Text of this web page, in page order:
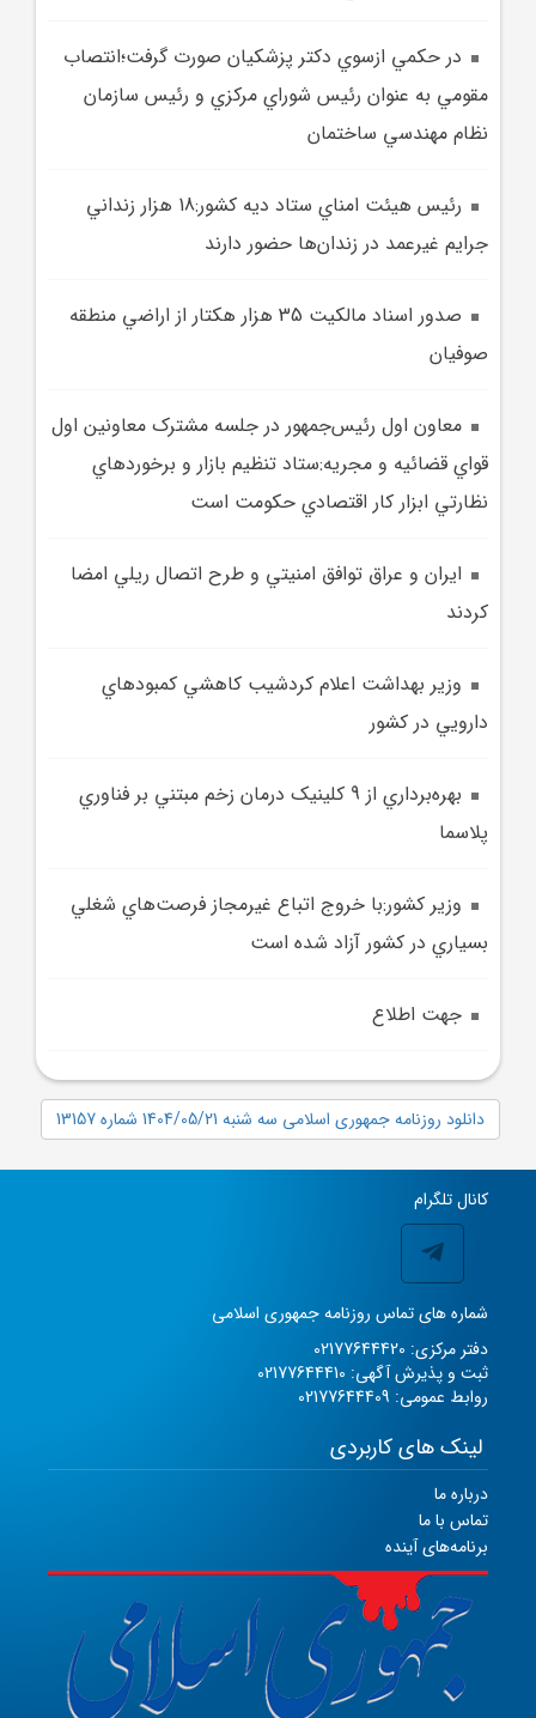
در حکمي ازسوي دکتر پزشکيان صورت گرفت؛انتصاب
مقومي به عنوان رئيس شوراي مرکزي و رئيس سازمان
نظام مهندسي ساختمان
رئيس هيئت امناي ستاد ديه کشور:18 هزار زنداني
جرايم غيرعمد در زندان‌ها حضور دارند
صدور اسناد مالکيت 35 هزار هکتار از اراضي منطقه
صوفيان
معاون اول رئيس‌جمهور در جلسه مشترک معاونين اول
قواي قضائيه و مجريه:ستاد تنظيم بازار و برخوردهاي
نظارتي ابزار کار اقتصادي حکومت است
ايران و عراق توافق امنيتي و طرح اتصال ريلي امضا
کردند
وزير بهداشت اعلام کردشيب کاهشي کمبودهاي
دارويي در کشور
بهره‌برداري از 9 کلينيک درمان زخم مبتني بر فناوري
پلاسما
وزير کشور:با خروج اتباع غيرمجاز فرصت‌هاي شغلي
بسياري در کشور آزاد شده است
جهت اطلاع
دانلود روزنامه جمهوری اسلامی سه شنبه 1404/05/21 شماره 13157
کانال تلگرام
شماره های تماس روزنامه جمهوری اسلامی
دفتر مرکزی: 02177644420
ثبت و پذیرش آگهی: 02177644410
روابط عمومی: 02177644409
لینک های کاربردی
درباره ما
تماس با ما
برنامه‌های آینده